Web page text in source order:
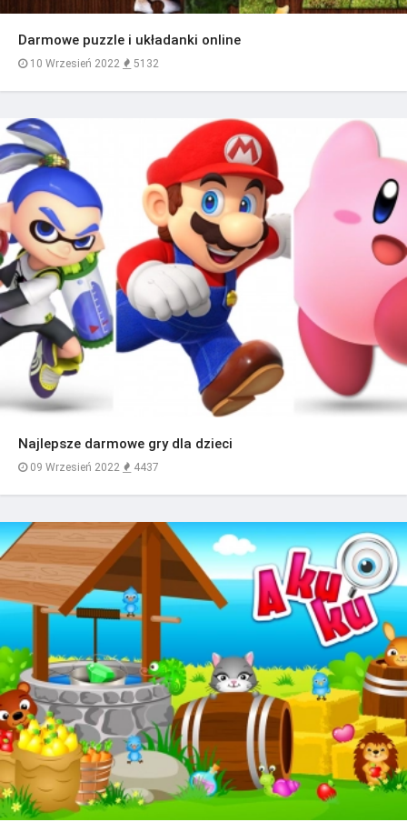
Darmowe puzzle i układanki online
10 Wrzesień 2022 5132
Najlepsze darmowe gry dla dzieci
09 Wrzesień 2022 4437